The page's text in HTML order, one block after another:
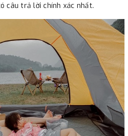
câu trả lời chính xác nhất.